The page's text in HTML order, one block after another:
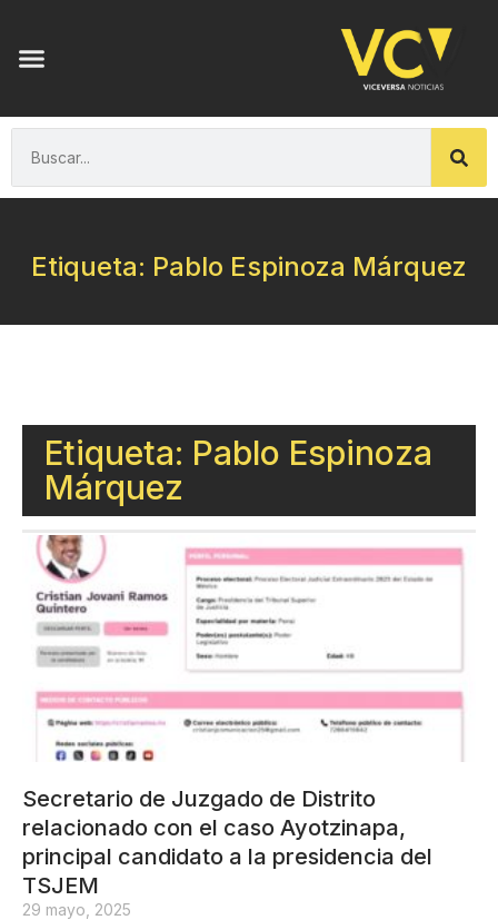
Etiqueta: Pablo Espinoza Márquez
Etiqueta: Pablo Espinoza
Márquez
Secretario de Juzgado de Distrito
relacionado con el caso Ayotzinapa,
principal candidato a la presidencia del
TSJEM
29 mayo, 2025